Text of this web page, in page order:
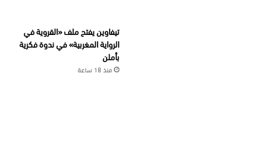
تيفاوين يفتح ملف «القروية في
الرواية المغربية» في ندوة فكرية
بأملن
منذ 18 ساعة